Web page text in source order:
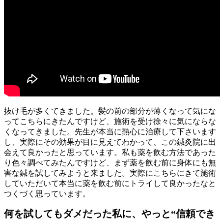
抜け毛が多くてきました。髪の前の部分が薄くなって気にな
ってこちらにきたんですけど、施術を受け徐々に気にならな
くなってきました。先生が本当に熱心に治療して下さいます
し、実際にその効果が目に見えてわかって、この鍼灸院に出
会えて良かったと思っています。私も薬を飲む方法であった
り色々調べてみたんですけど、まず薬を飲む前に身体にも無
害な鍼を試してみようと来ました。実際にこちらにきて施術
していただいて本当に薬を飲む前にトライして良かったなと
つくづく思っています。
何を試してもダメだった私に、やっと“信頼でき